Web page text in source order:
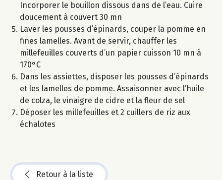
Incorporer le bouillon dissous dans de l’eau. Cuire
doucement à couvert 30 mn
Laver les pousses d’épinards, couper la pomme en
fines lamelles. Avant de servir, chauffer les
millefeuilles couverts d’un papier cuisson 10 mn à
170°C
Dans les assiettes, disposer les pousses d’épinards
et les lamelles de pomme. Assaisonner avec l’huile
de colza, le vinaigre de cidre et la fleur de sel
Déposer les millefeuilles et 2 cuillers de riz aux
échalotes
Retour à la liste